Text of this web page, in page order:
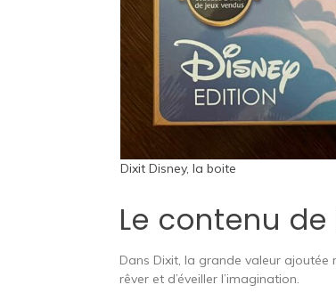
Dixit Disney, la boite
Le contenu
Dans Dixit, la grande valeur ajoutée
rêver et d’éveiller l’imagination.